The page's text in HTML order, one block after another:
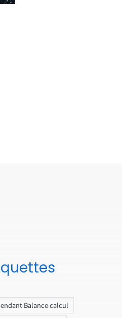
Balance calcul